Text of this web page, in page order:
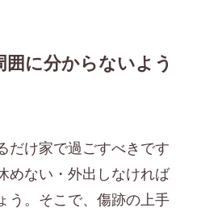
に分からないよう
だけ家で過ごすべきです
めない・外出しなければ
う。そこで、傷跡の上手